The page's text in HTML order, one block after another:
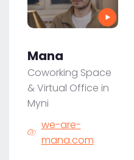
Mana
Coworking Space
& Virtual Office in
Myni
we-are-
mana.com